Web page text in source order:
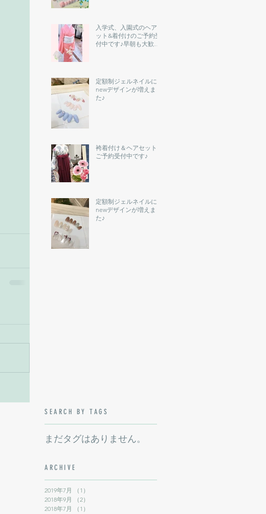
入学式、入園式のヘアセ
ット&着付けのご予約受
付中です♪早朝も大歓迎
定額制ジェルネイルに
newデザインが増えまし
た♪
袴着付け＆ヘアセットの
ご予約受付中です♪
定額制ジェルネイルに
newデザインが増えまし
た♪
SEARCH BY TAGS
まだタグはありません。
ARCHIVE
2019年7月 （1）
2018年9月
（2）
2018年7月
（1）